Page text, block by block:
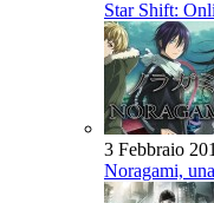
Star Shift:
3 Febbraio
Noragami,